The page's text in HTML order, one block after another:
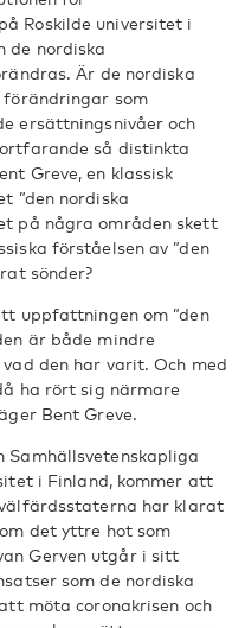
Roskilde universitet i
de nordiska
Är de nordiska
förändringar som
ersättningsnivåer och
så distinkta
Greve, en klassisk
”den nordiska
på några områden skett
förståelsen av ”den
sönder?
uppfattningen om ”den
är både mindre
den har varit. Och med
ha rört sig närmare
Bent Greve.
Samhällsvetenskapliga
i Finland, kommer att
har klarat
det yttre hot som
Gerven utgår i sitt
som de nordiska
möta coronakrisen och